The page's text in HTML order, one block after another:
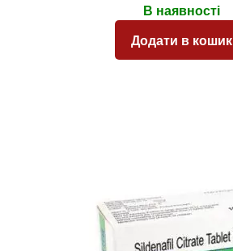
В наявності
Додати в кошик